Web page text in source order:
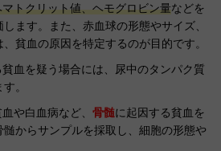
トクリット値、ヘモグロビン量などを
ます。また、赤血球の形態やサイズ、
貧血の原因を特定するのが目的です。
貧血を疑う場合には、尿中のタンパク質
。
や白血病など、 骨髄に起因する貧血を
からサンプルを採取し、細胞の形態や